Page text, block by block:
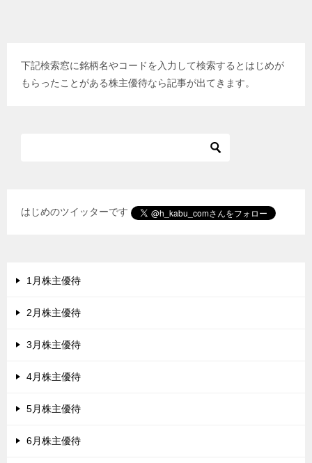
下記検索窓に銘柄名やコードを入力して検索するとはじめが
もらったことがある株主優待なら記事が出てきます。
はじめのツイッターです
1月株主優待
2月株主優待
3月株主優待
4月株主優待
5月株主優待
6月株主優待